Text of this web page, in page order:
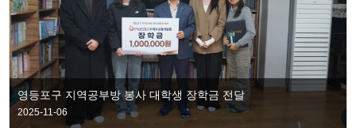
영등포구 지역공부방 봉사 대학생 장학금 전달
2025-11-06